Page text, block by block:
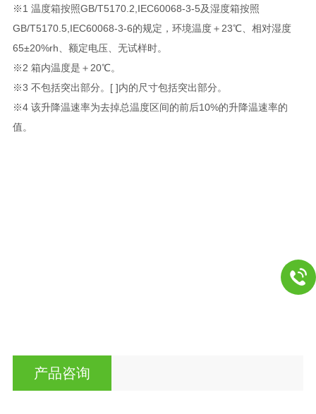
※1 温度箱按照GB/T5170.2,IEC60068-3-5及湿度箱按照
GB/T5170.5,IEC60068-3-6的规定，环境温度＋23℃、相对湿度
65±20%rh、额定电压、无试样时。
※2 箱内温度是＋20℃。
※3 不包括突出部分。[ ]内的尺寸包括突出部分。
※4 该升降温速率为去掉总温度区间的前后10%的升降温速率的
值。
产品咨询